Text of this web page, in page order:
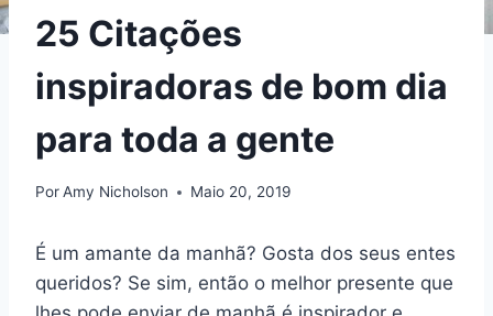
25 Citações
inspiradoras de bom dia
para toda a gente
PorAmy Nicholson Maio 20, 2019
É um amante da manhã? Gosta dos seus entes
queridos? Se sim, então o melhor presente que